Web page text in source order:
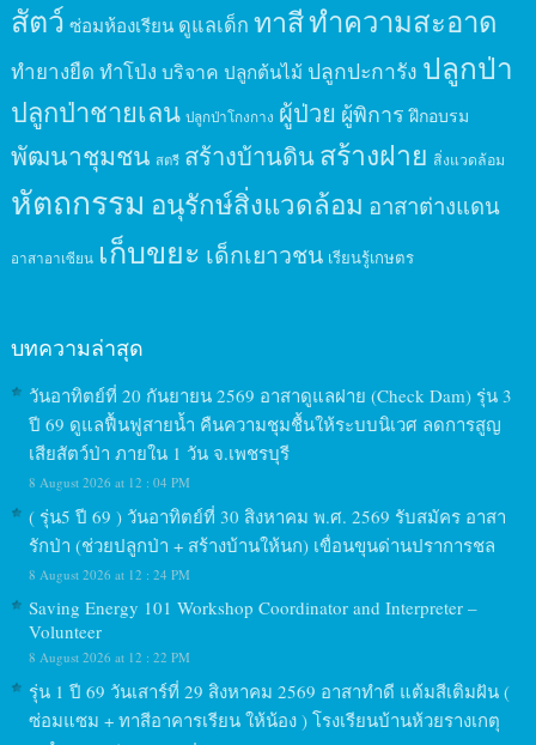
สัตว์ ซ่อมห้องเรียน ดูแลเด็ก ทาสีทำความสะอาด
ทำยางยืด ทำโป่ง บริจาค ปลูกต้นไม้ ปลูกปะการัง ปลูกป่า
ปลูกป่าชายเลน ปลูกป่าโกงกาง ผู้ป่วย ผู้พิการ ฝึกอบรม
พัฒนาชุมชน สตรี สร้างบ้านดินสร้างฝาย สิ่งแวดล้อม
หัตถกรรม อนุรักษ์สิ่งแวดล้อม อาสาต่างแดน
อาสาอาเซียน เก็บขยะ เด็กเยาวชน เรียนรู้เกษตร
บทความล่าสุด
วันอาทิตย์ที่ 20 กันยายน 2569 อาสาดูแลฝาย (Check Dam) รุ่น 3
ปี 69 ดูแลฟื้นฟูสายน้ำ คืนความชุมชื้นให้ระบบนิเวศ ลดการสูญ
เสียสัตว์ป่า ภายใน 1 วัน จ.เพชรบุรี
8 August 2026 at 12 : 04 PM
( รุ่น5 ปี 69 ) วันอาทิตย์ที่ 30 สิงหาคม พ.ศ. 2569 รับสมัคร อาสา
รักป่า (ช่วยปลูกป่า + สร้างบ้านให้นก) เขื่อนขุนด่านปราการชล
8 August 2026 at 12 : 24 PM
Saving Energy 101 Workshop Coordinator and Interpreter –
Volunteer
8 August 2026 at 12 : 22 PM
รุ่น 1 ปี 69 วันเสาร์ที่ 29 สิงหาคม 2569 อาสาทำดี แต้มสีเติมฝัน (
ซ่อมแซม + ทาสีอาคารเรียน ให้น้อง ) โรงเรียนบ้านห้วยรางเกตุ